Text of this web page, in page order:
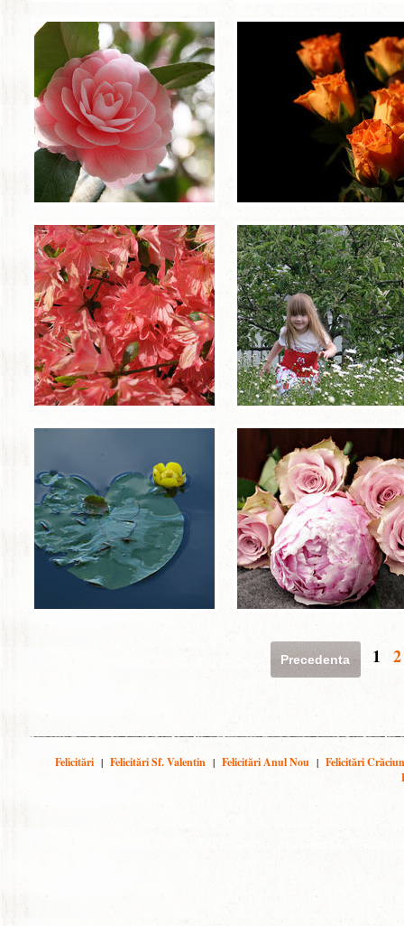
Precedenta 1 2
Felicitări | Felicitări Sf. Valentin | Felicitări Anul Nou | Felicitări